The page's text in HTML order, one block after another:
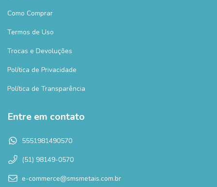
Como Comprar
Termos de Uso
Trocas e Devoluções
Política de Privacidade
Política de Transparência
Entre em contato
5551981490570
(51) 98149-0570
e-commerce@smsmetais.com.br